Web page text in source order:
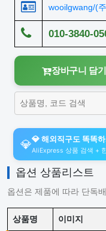
wooilgwang/(
010-3840-
장바구니 담기
💎💎 해외직구도 똑똑
AliExpress 상품 검색 +
옵션 상품리스트
옵션은 제품에 따라 단독
상품명 이미지